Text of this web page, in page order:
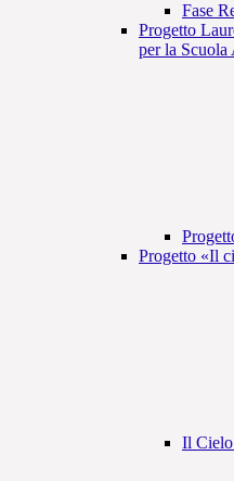
Fase
Progetto
per la Scuola
Progetto «Il
Il